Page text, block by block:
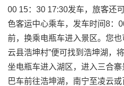
00 15：30 17:30发车，旅客还
色客运中心乘车，发车时间8：
前，换乘电瓶车进入景区。您
云县浩坤村”便可找到浩坤湖，
坐电瓶车进入湖区，进入三合
巴车前往浩坤湖，南宁至凌云或